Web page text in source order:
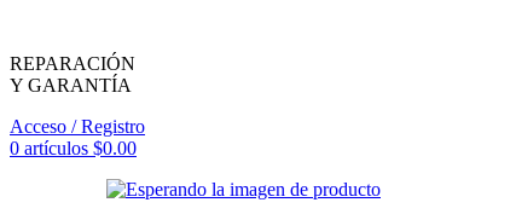
REPARACIÓN
Y GARANTÍA
Acceso / Registro
0 artículos $0.00